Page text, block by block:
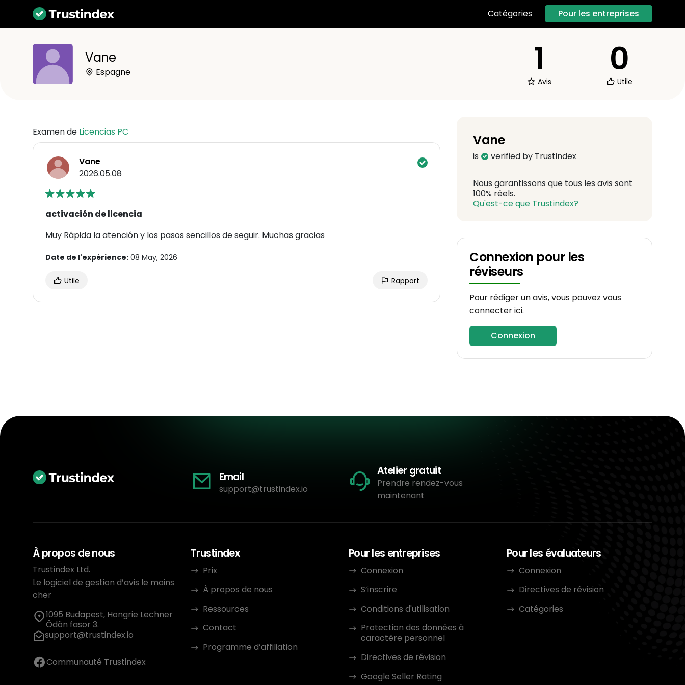
Catégories Pour les entreprises
Vane
Espagne 1
Avis
0
Utile
Examen de Licencias PC
Vane
2026.05.08
activación de licencia
Muy Rápida la atención y los pasos sencillos de seguir. Muchas gracias
Date de l'expérience: 08 May, 2026
Utile Rapport
Vane
is verified by Trustindex
Nous garantissons que tous les avis sont
100% réels.
Qu'est-ce que Trustindex?
Connexion pour les
réviseurs
Pour rédiger un avis, vous pouvez vous
connecter ici.
Connexion
Email
support@trustindex.io
Atelier gratuit
Prendre rendez-vous
maintenant
À propos de nous
Trustindex Ltd.
Le logiciel de gestion d’avis le moins
cher
1095 Budapest, Hongrie Lechner
Ödön fasor 3.
support@trustindex.io
Communauté Trustindex
Trustindex
Prix
À propos de nous
Ressources
Contact
Programme d’affiliation
Pour les entreprises
Connexion
S’inscrire
Conditions d'utilisation
Protection des données à
caractère personnel
Directives de révision
Google Seller Rating
Pour les évaluateurs
Connexion
Directives de révision
Catégories